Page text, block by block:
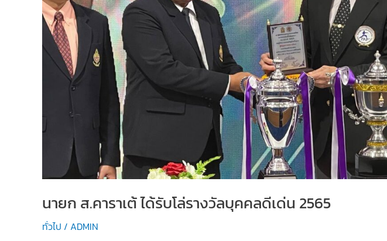
นายก ส.คาราเต้ ได้รับโล่รางวัลบุคคลดีเด่น 2565
ทั่วไป / ADMIN